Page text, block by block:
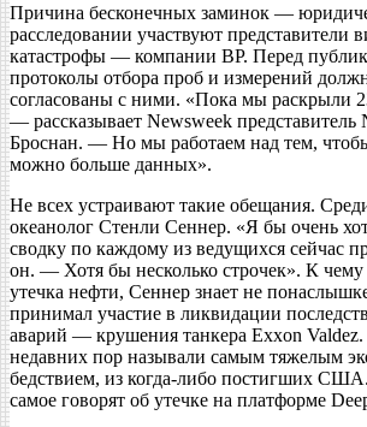
Причина бесконечных заминок —
расследовании участвуют представители
катастрофы — компании BP. Перед
протоколы отбора проб и измерений
согласованы с ними. «Пока мы раскрыли
— рассказывает Newsweek
Броснан. — Но мы работаем над тем,
можно больше данных».
Не всех устраивают такие обещания.
океанолог Стенли Сеннер. «Я бы очень
сводку по каждому из ведущихся сейчас
он. — Хотя бы несколько строчек». К
утечка нефти, Сеннер знает не
принимал участие в ликвидации
аварий — крушения танкера Exxon
недавних пор называли самым тяжелым
бедствием, из когда-либо постигших
самое говорят об утечке на платформе